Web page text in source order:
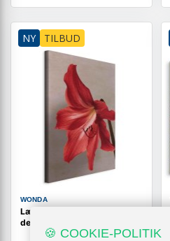
NY TILBUD
WONDA
Lærredsbillede Rød Blomst 1-
delt lodret
🍪 COOKIE-POLITIK